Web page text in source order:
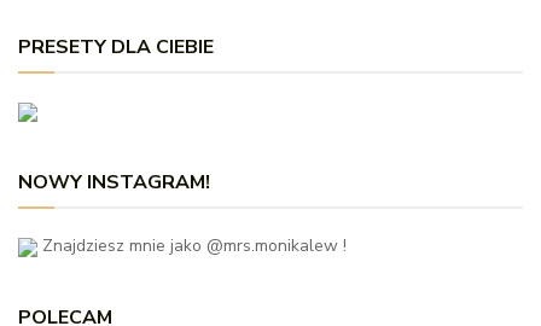
PRESETY DLA CIEBIE
NOWY INSTAGRAM!
Znajdziesz mnie jako @mrs.monikalew !
POLECAM